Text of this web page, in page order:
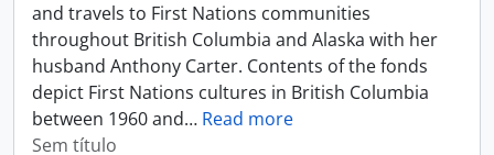
and travels to First Nations communities
throughout British Columbia and Alaska with her
husband Anthony Carter. Contents of the fonds
depict First Nations cultures in British Columbia
between 1960 and… Read more
Sem título